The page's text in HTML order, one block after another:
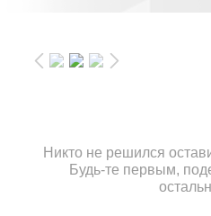
Никто не решился
Будь-те первым,